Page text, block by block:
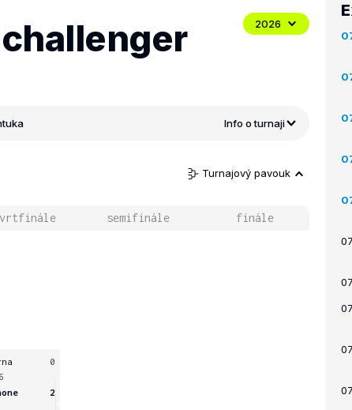
2026
Info o turnaji
Turnajový pavouk
semifinále finále
0
2